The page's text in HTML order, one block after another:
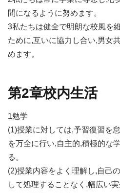
間になるように努めます。
3私たちは健全で明朗な校風を
ために,互いに協力し合い,男女
めます。
第2章校内生活
1勉学
(1)授業に対しては,予習復習を
を万全に行い,自主的,積極的な
る。
(2)授業内容をよく理解し,自己
して処理することなく,幅広い